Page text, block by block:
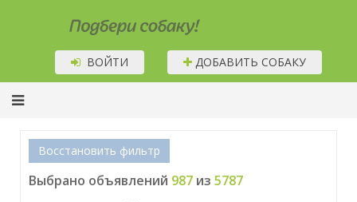
Подбери собаку!
ВОЙТИ ДОБАВИТЬ СОБАКУ
Восстановить фильтр
Выбрано объявлений 987 из 5787